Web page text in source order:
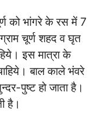
को भांगरे के रस में 7
चूर्ण शहद व घृत
इस मात्रा के
बाल काले भंवरे
पुष्ट हो जाता है।
है।